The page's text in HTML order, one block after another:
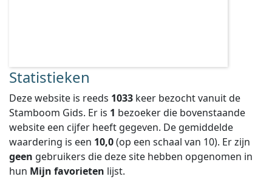
Statistieken
Deze website is reeds 1033 keer bezocht vanuit de
Stamboom Gids. Er is 1 bezoeker die bovenstaande
website een cijfer heeft gegeven. De gemiddelde
waardering is een 10,0(op een schaal van 10). Er zijn
geen gebruikers die deze site hebben opgenomen in
hun Mijn favorieten lijst.